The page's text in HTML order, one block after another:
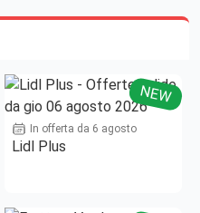
NEW
In offerta da 6 agosto
Lidl Plus